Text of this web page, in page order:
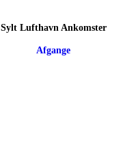
Sylt Lufthavn Ankomster
Afgange